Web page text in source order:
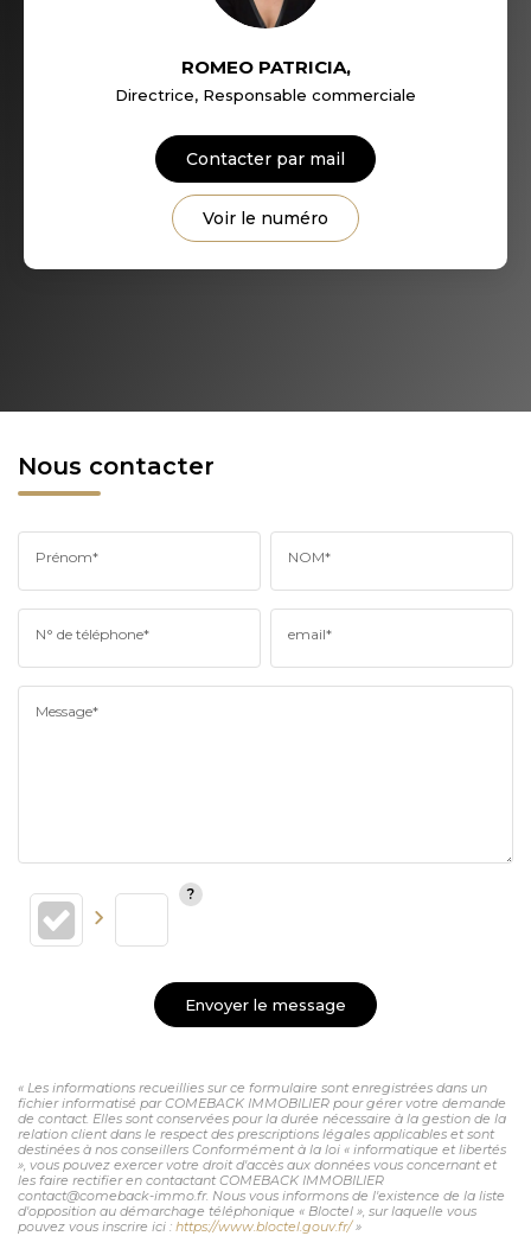
ROMEO PATRICIA,
Directrice, Responsable commerciale
Contacter par mail
Voir le numéro
Nous contacter
Prénom* NOM*
N° de téléphone* email*
Message*
Envoyer le message
« Les informations recueillies sur ce formulaire sont enregistrées dans un
fichier informatisé par COMEBACK IMMOBILIER pour gérer votre demande
de contact. Elles sont conservées pour la durée nécessaire à la gestion de la
relation client dans le respect des prescriptions légales applicables et sont
destinées à nos conseillers Conformément à la loi « informatique et libertés
», vous pouvez exercer votre droit d'accès aux données vous concernant et
les faire rectifier en contactant COMEBACK IMMOBILIER
contact@comeback-immo.fr. Nous vous informons de l'existence de la liste
d'opposition au démarchage téléphonique « Bloctel », sur laquelle vous
pouvez vous inscrire ici : https://www.bloctel.gouv.fr/»